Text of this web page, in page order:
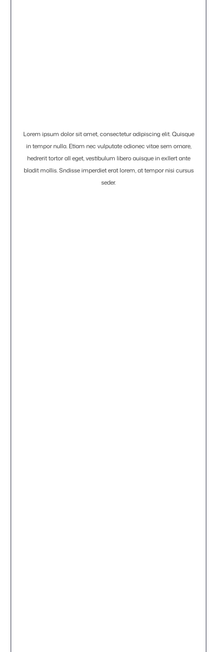
Lorem ipsum dolor sit amet, consectetur adipiscing elit. Quisque
in tempor nulla. Etiam nec vulputate odionec vitae sem ornare,
hedrerit tortor all eget, vestibulum libero auisque in exllert ante
bladit mollis. Sndisse imperdiet erat lorem, at tempor nisi cursus
seder.